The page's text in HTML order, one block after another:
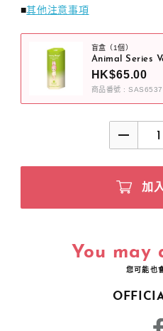
■其他注意事項
盲盒（1個）
Animal Series
HK$65.00
商品番號 :
加
You may
您可能也